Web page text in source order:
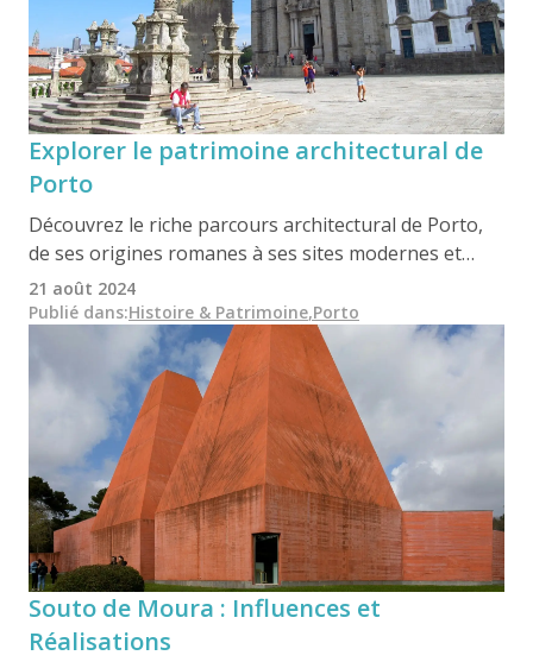
Explorer le patrimoine architectural de
Porto
Découvrez le riche parcours architectural de Porto,
de ses origines romanes à ses sites modernes et
avant-gardistes. Découvrez comment les structures
emblématiques de la ville racontent une histoire
riche en histoire et en innovation contemporaine.
21 août 2024
Publié dans:Histoire & Patrimoine,Porto
Souto de Moura : Influences et
Réalisations